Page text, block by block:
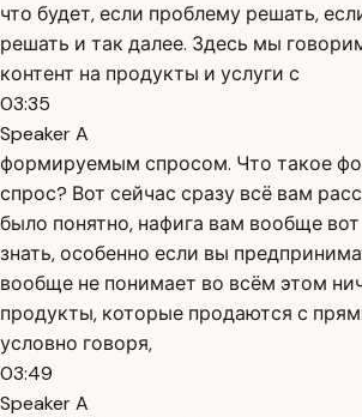
что будет, если проблему решать,
решать и так далее. Здесь мы
контент на продукты и услуги с
03:35
Speaker A
формируемым спросом. Что такое
спрос? Вот сейчас сразу всё вам
было понятно, нафига вам вообще
знать, особенно если вы
вообще не понимает во всём этом
продукты, которые продаются с
условно говоря,
03:49
Speaker A